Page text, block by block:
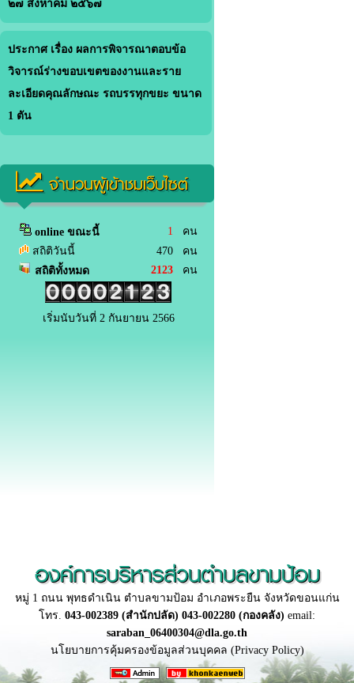
๒๗ สิงหาคม ๒๕๖๗
ประกาศ เรื่อง ผลการพิจารณาตอบข้อ
วิจารณ์ร่างขอบเขตของงานและราย
ละเอียดคุณลักษณะ รถบรรทุกขยะ ขนาด
1 ตัน
จำนวนผู้เข้าชมเว็บไซต์
online ขณะนี้ 1 คน
สถิติวันนี้
470 คน
สถิติทั้งหมด
2123 คน
เริ่มนับวันที่ 2 กันยายน 2566
องค์การบริหารส่วนตำบลขามป้อม
หมู่ 1 ถนน พุทธดำเนิน ตำบลขามป้อม อำเภอพระยืน จังหวัดขอนแก่น
โทร. 043-002389 (สำนักปลัด) 043-002280 (กองคลัง) email:
saraban_06400304@dla.go.th
นโยบายการคุ้มครองข้อมูลส่วนบุคคล (Privacy Policy)